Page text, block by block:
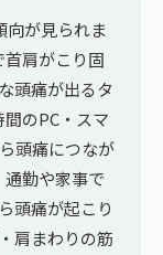
向が見られま
肩がこり固
頭痛が出るタ
のPC・スマ
頭痛につなが
勤や家事で
頭痛が起こり
肩まわりの筋